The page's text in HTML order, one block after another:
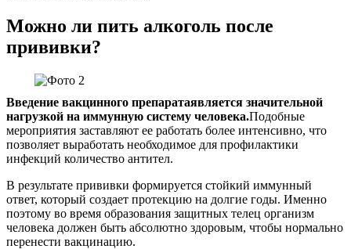
Можно ли пить алкоголь после
прививки?
Введение вакцинного препаратаявляется значительной
нагрузкой на иммунную систему человека.Подобные
мероприятия заставляют ее работать более интенсивно, что
позволяет выработать необходимое для профилактики
инфекций количество антител.
В результате прививки формируется стойкий иммунный
ответ, который создает протекцию на долгие годы. Именно
поэтому во время образования защитных телец организм
человека должен быть абсолютно здоровым, чтобы нормально
перенести вакцинацию.